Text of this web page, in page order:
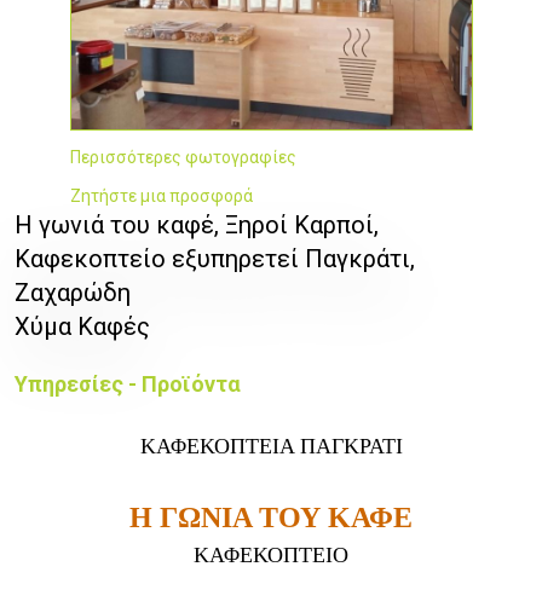
Περισσότερες φωτογραφίες
Ζητήστε μια προσφορά
Η γωνιά του καφέ, Ξηροί Καρποί,
Καφεκοπτείο εξυπηρετεί Παγκράτι,
Ζαχαρώδη
Χύμα Καφές
Υπηρεσίες - Προϊόντα
ΚΑΦΕΚΟΠΤΕΙΑ ΠΑΓΚΡΑΤΙ
Η ΓΩΝΙΑ ΤΟΥ ΚΑΦΕ
ΚΑΦΕΚΟΠΤΕΙΟ